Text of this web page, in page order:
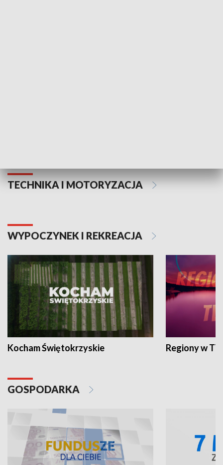
TECHNIKA I MOTORYZACJA
WYPOCZYNEK I REKREACJA
Kocham Świętokrzyskie Regiony w
GOSPODARKA